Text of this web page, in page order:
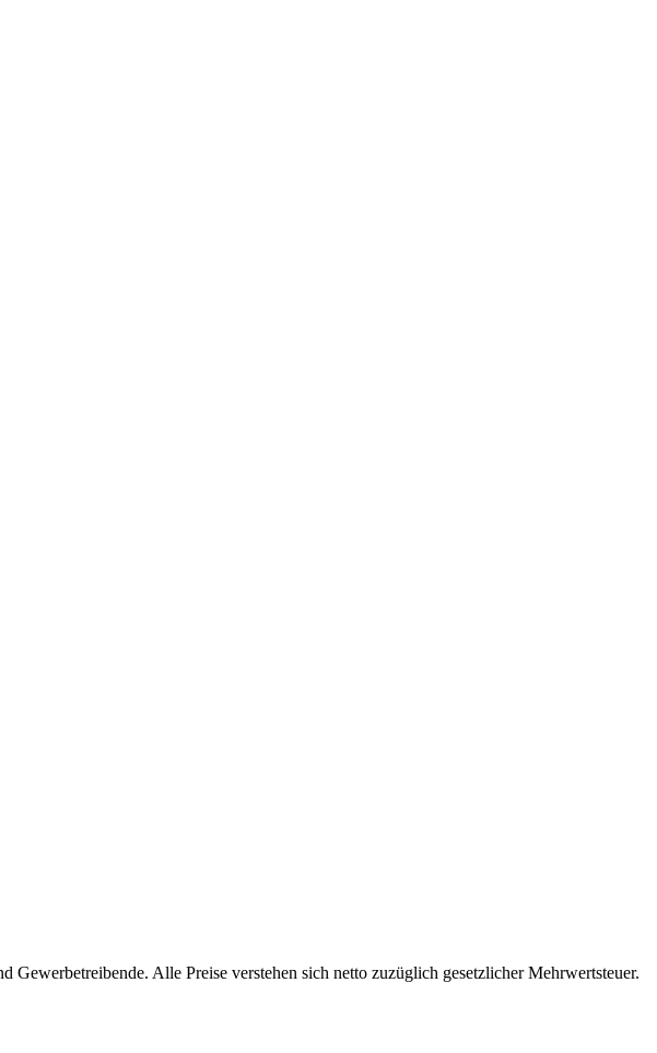
Alle Preise verstehen sich netto zuzüglich gesetzlicher Mehrwertsteuer.